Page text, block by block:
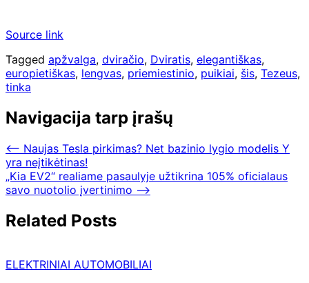
Source link
Tagged apžvalga, dviračio, Dviratis, elegantiškas,
europietiškas, lengvas, priemiestinio, puikiai, šis, Tezeus,
tinka
Navigacija tarp įrašų
⟵ Naujas Tesla pirkimas? Net bazinio lygio modelis Y
yra neįtikėtinas!
„Kia EV2“ realiame pasaulyje užtikrina 105% oficialaus
savo nuotolio įvertinimo ⟶
Related Posts
ELEKTRINIAI AUTOMOBILIAI